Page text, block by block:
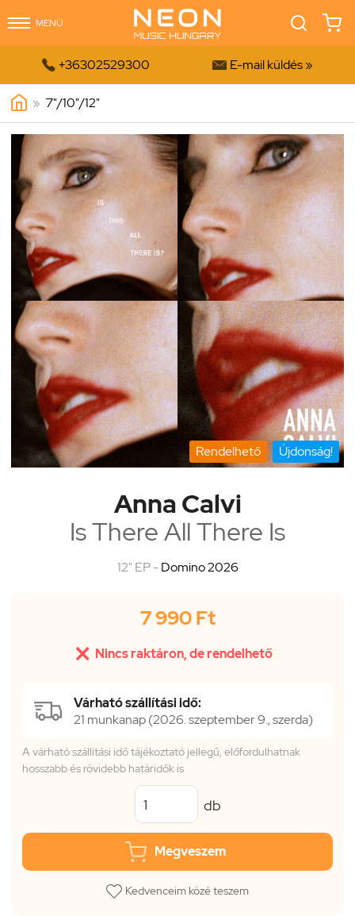
MENÜ
 +36302529300  E-mail küldés »
» 7"/10"/12"
Rendelhető Újdonság!
Anna Calvi
Is There All There Is
12" EP -Domino 2026
7 990 Ft
 Nincs raktáron, de rendelhető
Várható szállítási idő:
21 munkanap (2026. szeptember 9., szerda)
A várható szállítási idő tájékoztató jellegű, előfordulhatnak
hosszabb és rövidebb határidők is
db
Megveszem
Kedvenceim közé teszem